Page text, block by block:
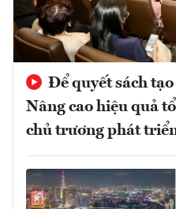
Để quyết sách
Nâng cao hiệu quả
chủ trương phát